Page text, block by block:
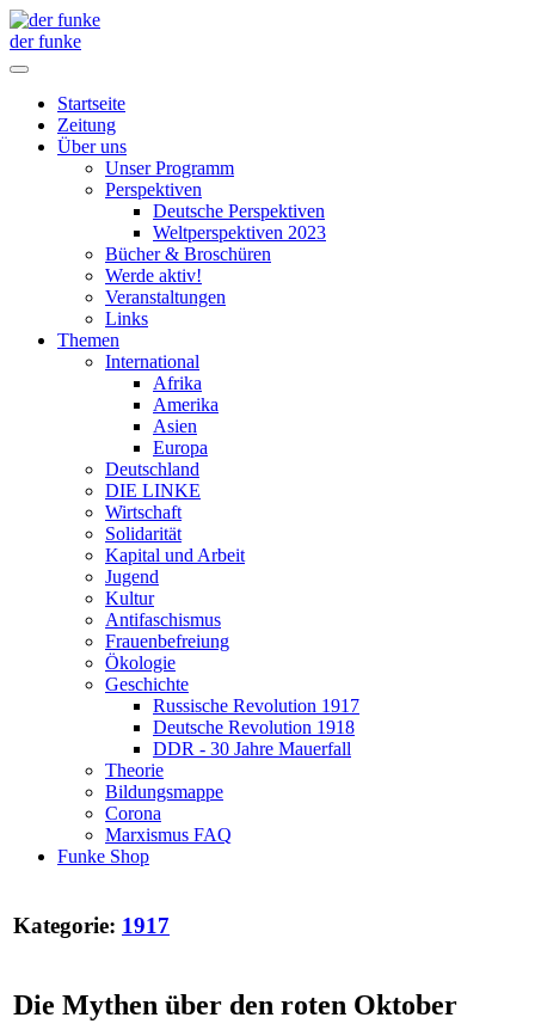
der funke
Startseite
Zeitung
Über uns
Unser Programm
Perspektiven
Deutsche Perspektiven
Weltperspektiven 2023
Bücher & Broschüren
Werde aktiv!
Veranstaltungen
Links
Themen
International
Afrika
Amerika
Asien
Europa
Deutschland
DIE LINKE
Wirtschaft
Solidarität
Kapital und Arbeit
Jugend
Kultur
Antifaschismus
Frauenbefreiung
Ökologie
Geschichte
Russische Revolution 1917
Deutsche Revolution 1918
DDR - 30 Jahre Mauerfall
Theorie
Bildungsmappe
Corona
Marxismus FAQ
Funke Shop
Kategorie: 1917
Die Mythen über den roten Oktober